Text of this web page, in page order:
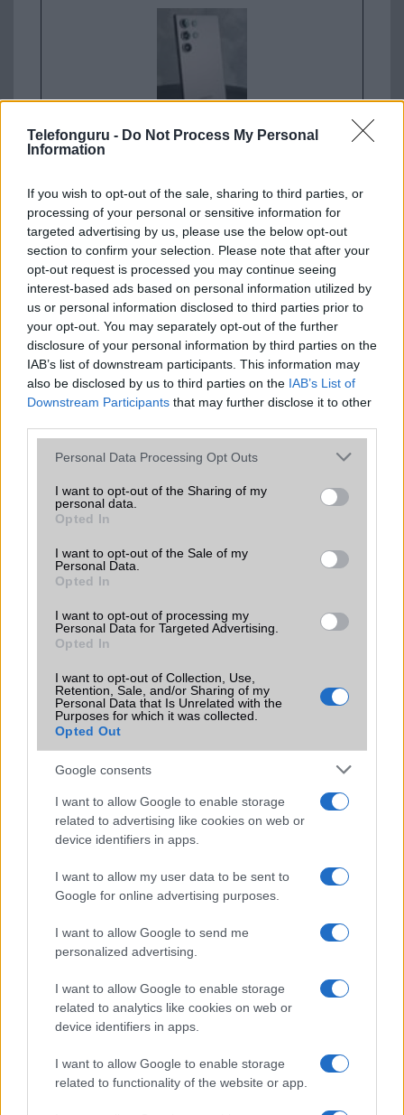
Telefonguru - Do Not Process My Personal
Information
If you wish to opt-out of the sale, sharing to third parties, or
processing of your personal or sensitive information for
targeted advertising by us, please use the below opt-out
section to confirm your selection. Please note that after your
opt-out request is processed you may continue seeing
interest-based ads based on personal information utilized by
us or personal information disclosed to third parties prior to
your opt-out. You may separately opt-out of the further
disclosure of your personal information by third parties on the
IAB’s list of downstream participants. This information may
also be disclosed by us to third parties on the IAB’s List of
Downstream Participants that may further disclose it to other
Please note that this website/app uses one or more Google
not limited to your visit or usage behaviour. You may click to
grant or deny consent to Google and its third-party tags to
use your data for below specified purposes in below Google
consent section.
Personal Data Processing Opt Outs
I want to opt-out of the Sharing of my
personal data.
Opted In
I want to opt-out of the Sale of my
Personal Data.
Opted In
I want to opt-out of processing my
Personal Data for Targeted Advertising.
Opted In
I want to opt-out of Collection, Use,
Retention, Sale, and/or Sharing of my
Personal Data that Is Unrelated with the
Purposes for which it was collected.
Opted Out
Google consents
I want to allow Google to enable storage
related to advertising like cookies on web or
device identifiers in apps.
I want to allow my user data to be sent to
Google for online advertising purposes.
I want to allow Google to send me
personalized advertising.
I want to allow Google to enable storage
related to analytics like cookies on web or
device identifiers in apps.
I want to allow Google to enable storage
related to functionality of the website or app.
Samsung Galaxy A56
Euro Gsm
Számos népszerű Samsung Galaxy
készülék kimarad a One UI 9
frissítésből – itt a lista az érintett
modellekről
A One UI 9 érkezése új mesterséges intelligencia-
funkciókat és továbbfejlesztett kezelőfelületet hoz,
Galaxy készülék számára ez lesz az út vége.
iPhone 18 bemutató dátum - ekkor
rántja le a leplet az Apple az új
csúcsmobilokról
2026.06.29
A szeptemberi eseményen az iPhone 18 Pro modellek
mellett a régóta pletykált hajlítható iPhone Ultra is
bemutatkozhat, miközben az áremelésekről szóló
találgatások továbbra is beárnyékolják a rajtot.
Az Android rejtett automatizmusai: hat
funkció, amely észrevétlenül könnyíti
2026.06.14 | Android Police
Sok felhasználó külön alkalmazásokra esküszik, pedig az
Android már évek óta olyan intelligens funkciókat kínál,
amelyek maguktól dolgoznak a háttérben.
megváltoztatja a mobilhasználatot –
sokan mégsem tudnak róla